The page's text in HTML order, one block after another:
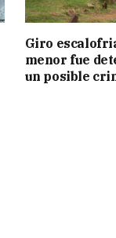
Giro
menor fue
un posible